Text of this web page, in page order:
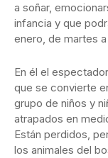
a soñar,
infancia y que
enero, de martes
En él el
que se convierte
grupo de niños y
atrapados en
Están perdidos,
los animales del